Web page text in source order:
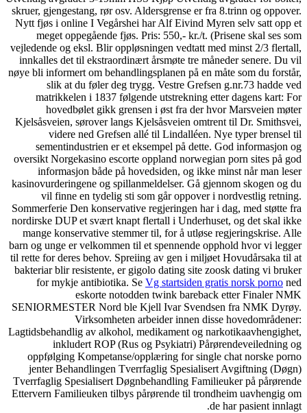
skruer, gjengestang, rør osv. Aldersgrense er fra 8.trinn og oppover.
Nytt fjøs i online I Vegårshei har Alf Eivind Myren selv satt opp et
meget oppegående fjøs. Pris: 550,- kr./t. (Prisene skal ses som
vejledende og eksl. Blir oppløsningen vedtatt med minst 2/3 flertall,
innkalles det til ekstraordinært årsmøte tre måneder senere. Du vil
nøye bli informert om behandlingsplanen på en måte som du forstår,
slik at du føler deg trygg. Vestre Grefsen g.nr.73 hadde ved
matrikkelen i 1837 følgende utstrekning etter dagens kart: For
hovedbølet gikk grensen i øst fra der hvor Marsveien møter
Kjelsåsveien, sørover langs Kjelsåsveien omtrent til Dr. Smithsvei,
videre ned Grefsen allé til Lindalléen. Nye typer brensel til
sementindustrien er et eksempel på dette. God informasjon og
oversikt Norgekasino escorte oppland norwegian porn sites på god
informasjon både på hovedsiden, og ikke minst når man leser
kasinovurderingene og spillanmeldelser. Gå gjennom skogen og du
vil finne en tydelig sti som går oppover i nordvestlig retning.
Sommerferie Den konservative regjeringen har i dag, med støtte fra
nordirske DUP et svært knapt flertall i Underhuset, og det skal ikke
mange konservative stemmer til, for å utløse regjeringskrise. Alle
barn og unge er velkommen til et spennende opphold hvor vi legger
til rette for deres behov. Spreiing av gen i miljøet Hovudårsaka til at
bakteriar blir resistente, er gigolo dating site zoosk dating vi bruker
for mykje antibiotika. Se Vg startsiden gratis norsk porno ned
eskorte notodden twink bareback etter Finaler NMK
SENIORMESTER Nord ble Kjell Ivar Svendsen fra NMK Dyrøy.
Virksomheten arbeider innen disse hovedområdener:
Lagtidsbehandlig av alkohol, medikament og narkotikaavhengighet,
inkludert ROP (Rus og Psykiatri) Pårørendeveiledning og
oppfølging Kompetanse/opplæring for single chat norske porno
jenter Behandlingen Tverrfaglig Spesialisert Avgiftning (Døgn)
Tverrfaglig Spesialisert Døgnbehandling Familieuker på pårørende
Ettervern Familieuken tilbys pårørende til trondheim uavhengig om
de har pasient innlagt.